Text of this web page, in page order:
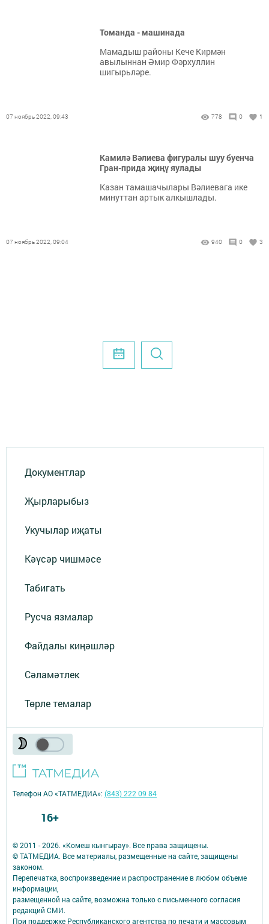
Томанда - машинада
Мамадыш районы Кече Кирмән
авылыннан Әмир Фәрхуллин
шигырьләре.
07 ноябрь 2022, 09:43 778 0 1
Камилә Вәлиева фигуралы шуу буенча
Гран-прида җиңү яулады
Казан тамашачылары Вәлиевага ике
минуттан артык алкышлады.
07 ноябрь 2022, 09:04 940 0 3
Документлар
Җырларыбыз
Укучылар иҗаты
Кәүсәр чишмәсе
Табигать
Русча язмалар
Файдалы киңәшләр
Сәламәтлек
Төрле темалар
© 2011 - 2026. «Комеш кынгырау». Все права защищены.
© ТАТМЕДИА. Все материалы, размещенные на сайте, защищены
законом.
Перепечатка, воспроизведение и распространение в любом объеме
информации,
размещенной на сайте, возможна только с письменного согласия
редакций СМИ.
При поддержке Республиканского агентства по печати и массовым
Телефон АО «ТАТМЕДИА»:(843) 222 09 84
16+